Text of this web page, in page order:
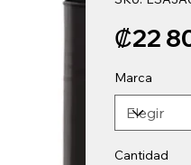
₡22
Marca
Cantidad